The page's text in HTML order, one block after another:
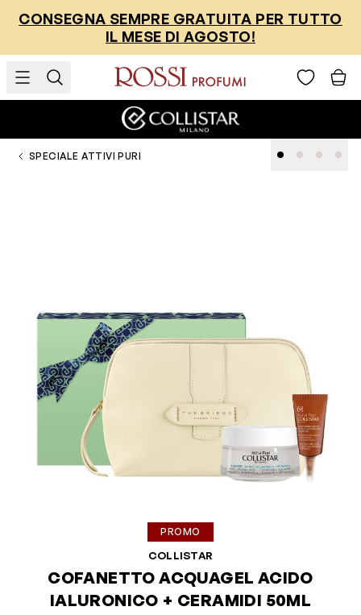
CONSEGNA SEMPRE GRATUITA PER TUTTO
IL MESE DI AGOSTO!
SPECIALE ATTIVI PURI
PROMO
COLLISTAR
COFANETTO ACQUAGEL ACIDO
IALURONICO + CERAMIDI 50ML